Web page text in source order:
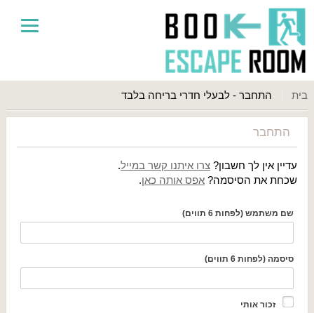
בית התחבר - לבעלי חדרי בריחה בלבד
התחבר
עדיין אין לך חשבון? צרו איתנו קשר במייל.
שכחת את הסיסמה? אפס אותה כאן.
שם משתמש (לפחות 6 תווים)
סיסמה (לפחות 6 תווים)
זכור אותי